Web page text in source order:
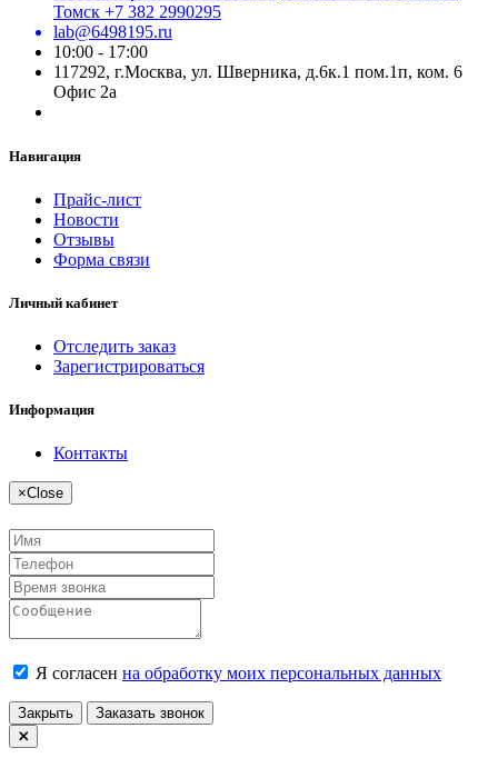
Томск +7 382 2990295
lab@6498195.ru
10:00 - 17:00
117292, г.Москва, ул. Шверника, д.6к.1 пом.1п, ком. 6
Офис 2а
Навигация
Прайс-лист
Новости
Отзывы
Форма связи
Личный кабинет
Отследить заказ
Зарегистрироваться
Информация
Контакты
×Close
Я согласен на обработку моих персональных данных
Закрыть Заказать звонок